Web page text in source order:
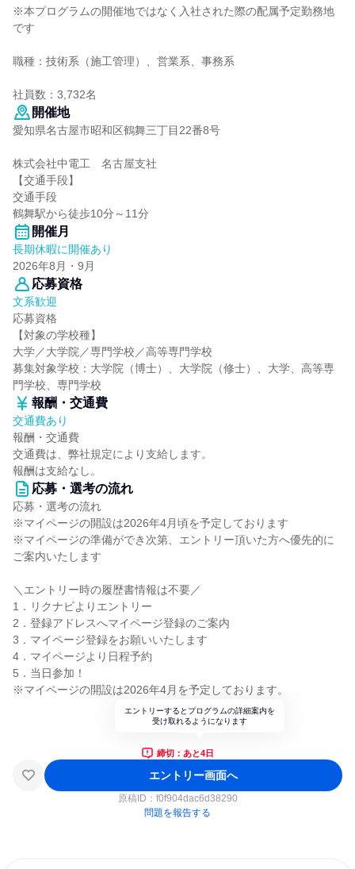
※本プログラムの開催地ではなく入社された際の配属予定勤務地
です
職種：技術系（施工管理）、営業系、事務系
社員数：3,732名
開催地
愛知県名古屋市昭和区鶴舞三丁目22番8号
株式会社中電工 名古屋支社
【交通手段】
交通手段
鶴舞駅から徒歩10分～11分
開催月
長期休暇に開催あり
2026年8月・9月
応募資格
文系歓迎
応募資格
【対象の学校種】
大学／大学院／専門学校／高等専門学校
募集対象学校：大学院（博士）、大学院（修士）、大学、高等専
門学校、専門学校
報酬・交通費
交通費あり
報酬・交通費
交通費は、弊社規定により支給します。
報酬は支給なし。
応募・選考の流れ
応募・選考の流れ
※マイページの開設は2026年4月頃を予定しております
※マイページの準備ができ次第、エントリー頂いた方へ優先的に
ご案内いたします
＼エントリー時の履歴書情報は不要／
1．リクナビよりエントリー
2．登録アドレスへマイページ登録のご案内
3．マイページ登録をお願いいたします
4．マイページより日程予約
5．当日参加！
※マイページの開設は2026年4月を予定しております。
エントリーするとプログラムの詳細案内を
受け取れるようになります
締切：あと4日
エントリー画面へ
原稿ID： f0f904dac6d38290
問題を報告する